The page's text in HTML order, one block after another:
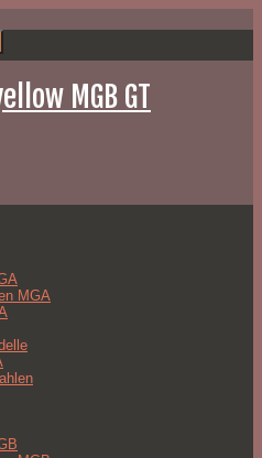
MGB GT
MGA